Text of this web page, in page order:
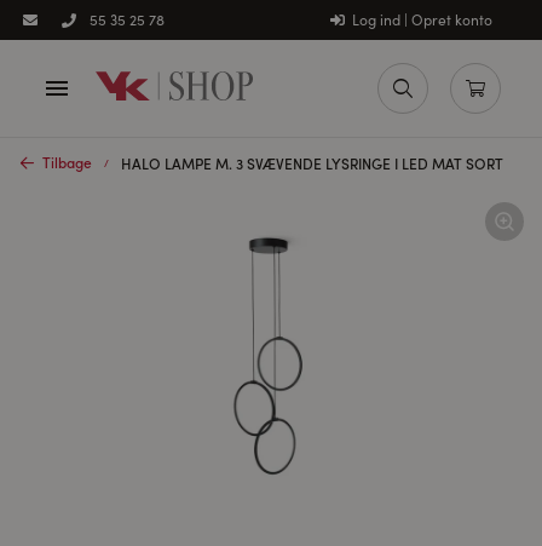
55 35 25 78 Log ind | Opret konto
Tilbage HALO LAMPE M. 3 SVÆVENDE LYSRINGE I LED MAT SORT